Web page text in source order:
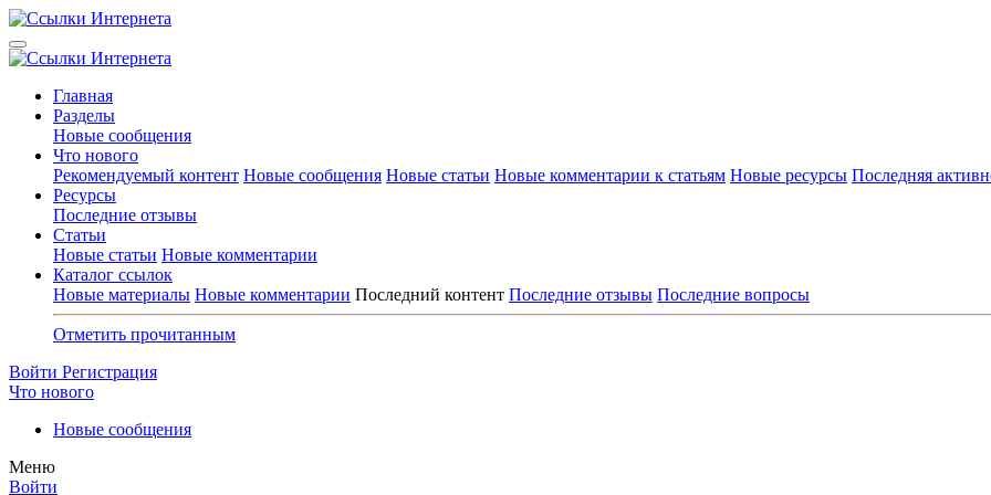
Главная
Разделы
Новые сообщения
Что нового
Рекомендуемый контент Новые сообщения Новые статьи Новые комментарии к статьям Новые ресурсы Последняя
Ресурсы
Последние отзывы
Статьи
Новые статьи Новые комментарии
Каталог ссылок
Новые материалы Новые комментарии Последний контент Последние отзывы Последние вопросы
Отметить прочитанным
Войти Регистрация
Что нового
Новые сообщения
Меню
Войти